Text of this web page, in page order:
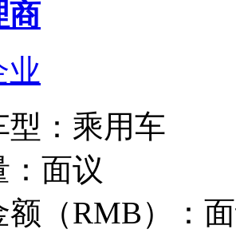
商
业
： 乘用车
面议
（RMB）：